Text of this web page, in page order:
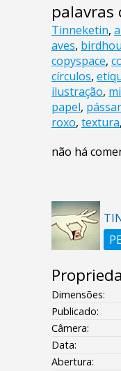
palavras
Tinneketin,
aves,
copyspace,
círculos,
ilustração,
papel,
roxo, textura,
não há
Dimensões:
Publicado:
Câmera:
Data:
Abertura: